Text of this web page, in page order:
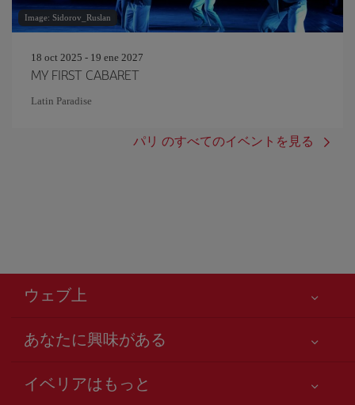
Image: Sidorov_Ruslan
18 oct 2025 - 19 ene 2027
MY FIRST CABARET
Latin Paradise
パリ のすべてのイベントを見る
ウェブ上
あなたに興味がある
アクセシビリティの宣言
イベリアはもっと